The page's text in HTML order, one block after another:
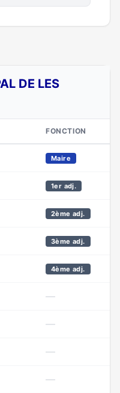
DE LES
FONCTION
Maire
1er adj.
2ème adj.
3ème adj.
4ème adj.
—
—
—
—